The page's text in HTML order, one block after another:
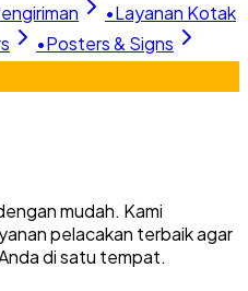
•Layanan Kotak
•Posters & Signs
mudah. Kami
pelacakan terbaik agar
di satu tempat.